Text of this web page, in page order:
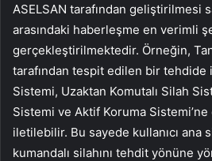
ASELSAN tarafından geliştirilmesi
arasındaki haberleşme en verimli
gerçekleştirilmektedir. Örneğin,
tarafından tespit edilen bir tehdide
Sistemi, Uzaktan Komutalı Silah
Sistemi ve Aktif Koruma Sistemi’ne
iletilebilir. Bu sayede kullanıcı ana
kumandalı silahını tehdit yönüne